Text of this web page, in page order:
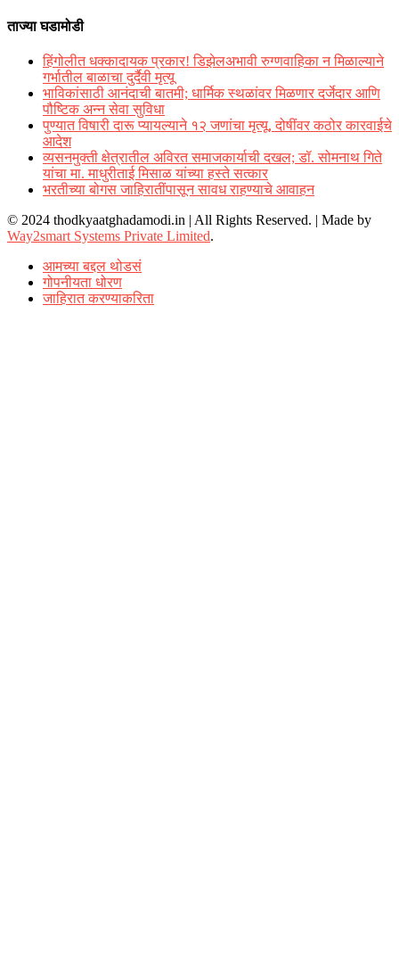
ताज्या घडामोडी
हिंगोलीत धक्कादायक प्रकार! डिझेलअभावी रुग्णवाहिका न मिळाल्याने
गर्भातील बाळाचा दुर्दैवी मृत्यू
भाविकांसाठी आनंदाची बातमी; धार्मिक स्थळांवर मिळणार दर्जेदार आणि
पौष्टिक अन्न सेवा सुविधा
पुण्यात विषारी दारू प्यायल्याने १२ जणांचा मृत्यू, दोषींवर कठोर कारवाईचे
आदेश
व्यसनमुक्ती क्षेत्रातील अविरत समाजकार्याची दखल; डॉ. सोमनाथ गिते
यांचा मा. माधुरीताई मिसाळ यांच्या हस्ते सत्कार
भरतीच्या बोगस जाहिरातींपासून सावध राहण्याचे आवाहन
© 2024 thodkyaatghadamodi.in | All Rights Reserved. | Made by
Way2smart Systems Private Limited.
आमच्या बद्दल थोडसं
गोपनीयता धोरण
जाहिरात करण्याकरिता